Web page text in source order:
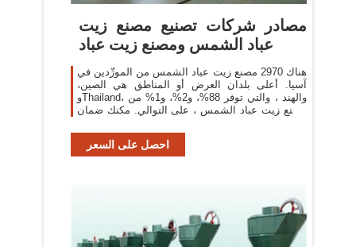
مصادر شركات تصنيع مصنع زيت
عباد الشمس ومصنع زيت عباد
هناك 2970 مصنع زيت عباد الشمس من المورِّدين في
آسيا. أعلى بلدان العرض أو المناطق هي الصين،
وThailand، والهند ، والتي توفر 88%، و2%، و1% من
مصنع زيت عباد الشمس ، على التوالي. مكنك ضمان
احصل على السعر